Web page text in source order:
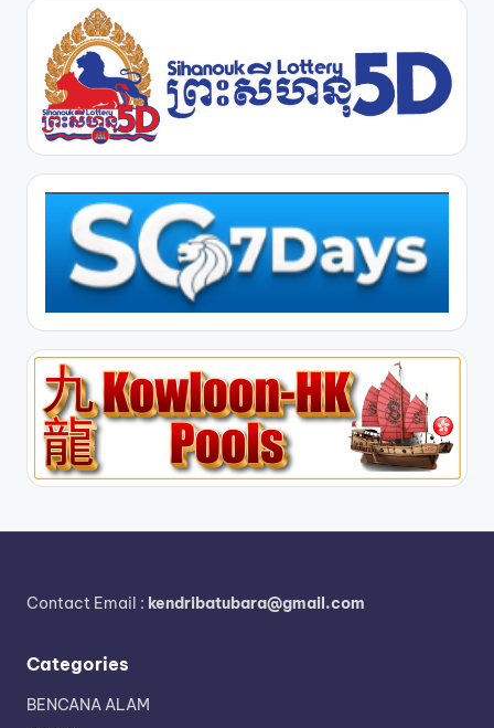
Contact Email : kendribatubara@gmail.com
Categories
BENCANA ALAM